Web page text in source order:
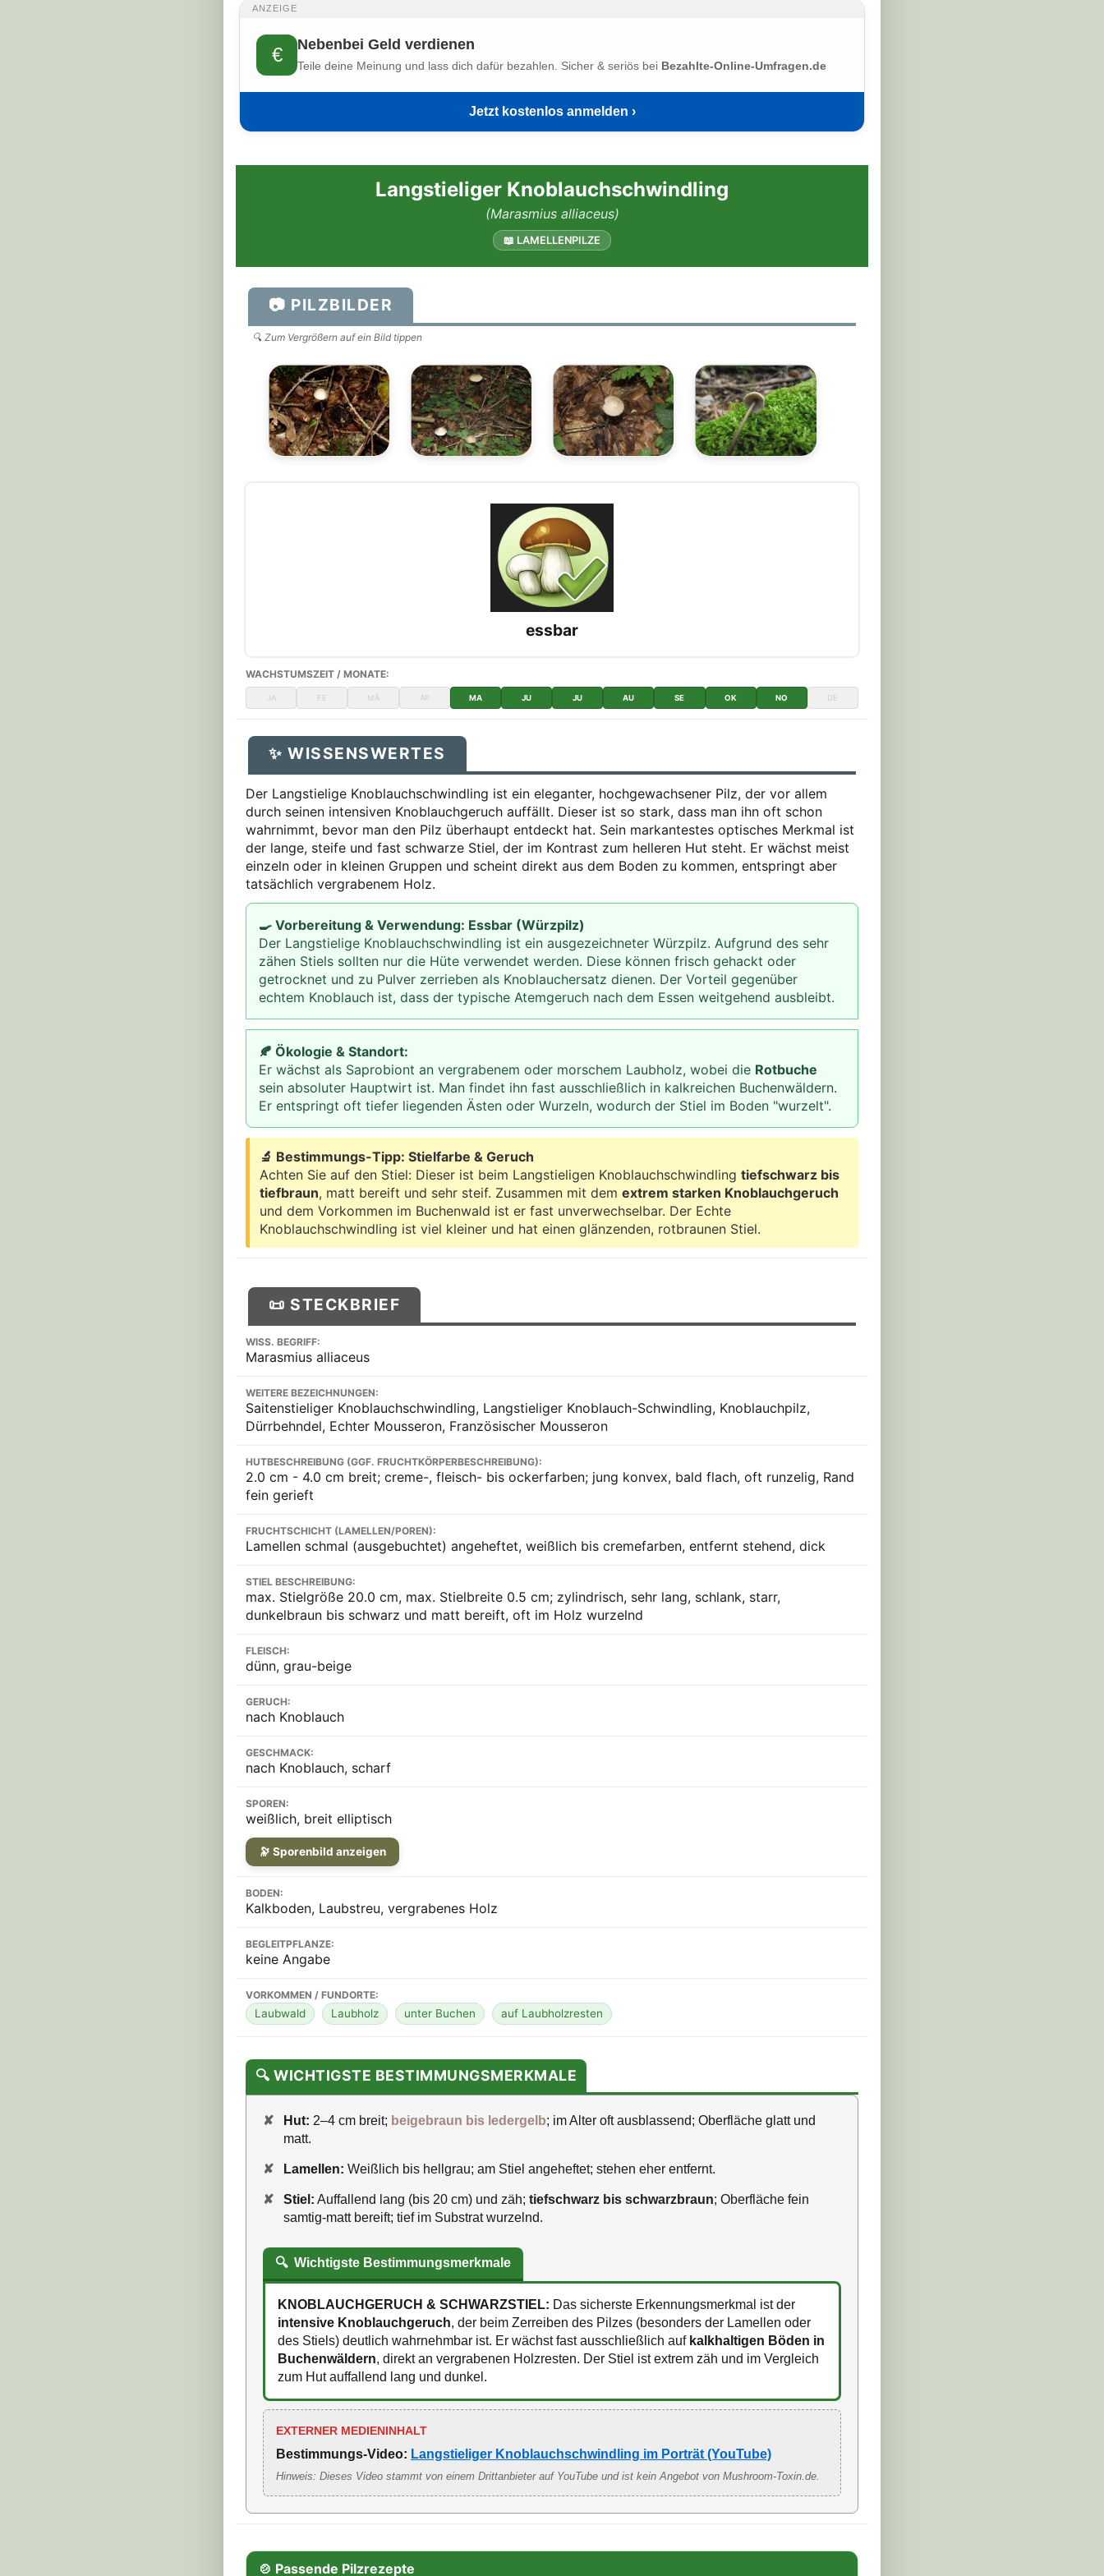
ANZEIGE
€ Nebenbei Geld verdienen
Teile deine Meinung und lass dich dafür bezahlen. Sicher & seriös bei Bezahlte-Online-Umfragen.de
Jetzt kostenlos anmelden ›
Langstieliger Knoblauchschwindling
(Marasmius alliaceus)
📖 LAMELLENPILZE
📷 PILZBILDER
🔍 Zum Vergrößern auf ein Bild tippen
essbar
WACHSTUMSZEIT / MONATE:
JA FE MÄ AP MA JU JU AU SE OK NO DE
✨ WISSENSWERTES
Der Langstielige Knoblauchschwindling ist ein eleganter, hochgewachsener Pilz, der vor allem
durch seinen intensiven Knoblauchgeruch auffällt. Dieser ist so stark, dass man ihn oft schon
wahrnimmt, bevor man den Pilz überhaupt entdeckt hat. Sein markantestes optisches Merkmal ist
der lange, steife und fast schwarze Stiel, der im Kontrast zum helleren Hut steht. Er wächst meist
einzeln oder in kleinen Gruppen und scheint direkt aus dem Boden zu kommen, entspringt aber
tatsächlich vergrabenem Holz.
🍳 Vorbereitung & Verwendung: Essbar (Würzpilz)
Der Langstielige Knoblauchschwindling ist ein ausgezeichneter Würzpilz. Aufgrund des sehr
zähen Stiels sollten nur die Hüte verwendet werden. Diese können frisch gehackt oder
getrocknet und zu Pulver zerrieben als Knoblauchersatz dienen. Der Vorteil gegenüber
echtem Knoblauch ist, dass der typische Atemgeruch nach dem Essen weitgehend ausbleibt.
🍂 Ökologie & Standort:
Er wächst als Saprobiont an vergrabenem oder morschem Laubholz, wobei die Rotbuche
sein absoluter Hauptwirt ist. Man findet ihn fast ausschließlich in kalkreichen Buchenwäldern.
Er entspringt oft tiefer liegenden Ästen oder Wurzeln, wodurch der Stiel im Boden "wurzelt".
🔬 Bestimmungs-Tipp: Stielfarbe & Geruch
Achten Sie auf den Stiel: Dieser ist beim Langstieligen Knoblauchschwindling tiefschwarz bis
tiefbraun, matt bereift und sehr steif. Zusammen mit dem extrem starken Knoblauchgeruch
und dem Vorkommen im Buchenwald ist er fast unverwechselbar. Der Echte
Knoblauchschwindling ist viel kleiner und hat einen glänzenden, rotbraunen Stiel.
📜 STECKBRIEF
WISS. BEGRIFF:
Marasmius alliaceus
WEITERE BEZEICHNUNGEN:
Saitenstieliger Knoblauchschwindling, Langstieliger Knoblauch-Schwindling, Knoblauchpilz,
Dürrbehndel, Echter Mousseron, Französischer Mousseron
HUTBESCHREIBUNG (GGF. FRUCHTKÖRPERBESCHREIBUNG):
2.0 cm - 4.0 cm breit; creme-, fleisch- bis ockerfarben; jung konvex, bald flach, oft runzelig, Rand
fein gerieft
FRUCHTSCHICHT (LAMELLEN/POREN):
Lamellen schmal (ausgebuchtet) angeheftet, weißlich bis cremefarben, entfernt stehend, dick
STIEL BESCHREIBUNG:
max. Stielgröße 20.0 cm, max. Stielbreite 0.5 cm; zylindrisch, sehr lang, schlank, starr,
dunkelbraun bis schwarz und matt bereift, oft im Holz wurzelnd
FLEISCH:
dünn, grau-beige
GERUCH:
nach Knoblauch
GESCHMACK:
nach Knoblauch, scharf
SPOREN:
weißlich, breit elliptisch
🔭 Sporenbild anzeigen
BODEN:
Kalkboden, Laubstreu, vergrabenes Holz
BEGLEITPFLANZE:
keine Angabe
VORKOMMEN / FUNDORTE:
Laubwald Laubholz unter Buchen auf Laubholzresten
🔍 WICHTIGSTE BESTIMMUNGSMERKMALE
✘ Hut: 2–4 cm breit; beigebraun bis ledergelb; im Alter oft ausblassend; Oberfläche glatt und
matt.
✘ Lamellen: Weißlich bis hellgrau; am Stiel angeheftet; stehen eher entfernt.
✘ Stiel: Auffallend lang (bis 20 cm) und zäh; tiefschwarz bis schwarzbraun; Oberfläche fein
samtig-matt bereift; tief im Substrat wurzelnd.
🔍 Wichtigste Bestimmungsmerkmale
KNOBLAUCHGERUCH & SCHWARZSTIEL: Das sicherste Erkennungsmerkmal ist der
intensive Knoblauchgeruch, der beim Zerreiben des Pilzes (besonders der Lamellen oder
des Stiels) deutlich wahrnehmbar ist. Er wächst fast ausschließlich auf kalkhaltigen Böden in
Buchenwäldern, direkt an vergrabenen Holzresten. Der Stiel ist extrem zäh und im Vergleich
zum Hut auffallend lang und dunkel.
EXTERNER MEDIENINHALT
Bestimmungs-Video: Langstieliger Knoblauchschwindling im Porträt (YouTube)
Hinweis: Dieses Video stammt von einem Drittanbieter auf YouTube und ist kein Angebot von Mushroom-Toxin.de.
🍲 Passende Pilzrezepte